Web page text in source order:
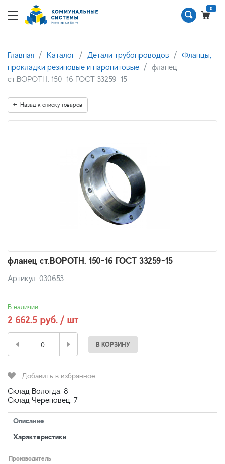
0
Главная Каталог Детали трубопроводов
Фланцы,
прокладки резиновые и паронитовые
фланец
ст.ВОРОТН. 150-16 ГОСТ 33259-15
Назад к списку товаров
фланец ст.ВОРОТН. 150-16 ГОСТ 33259-15
Артикул: 030653
В наличии
2 662.5 руб. / шт
В КОРЗИНУ
Добавить в избранное
Склад Вологда: 8
Склад Череповец: 7
Описание
Характеристики
Производитель